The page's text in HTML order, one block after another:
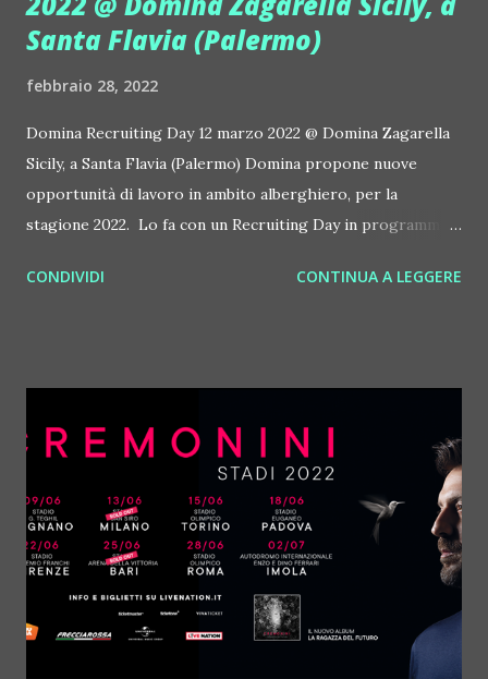
Santa Flavia (Palermo)
febbraio 28, 2022
Domina Recruiting Day 12 marzo 2022 @ Domina Zagarella
Sicily, a Santa Flavia (Palermo) Domina propone nuove
opportunità di lavoro in ambito alberghiero, per la
stagione 2022. Lo fa con un Recruiting Day in programma il
Flavia (PA). In particolare, le proposte lavorative sono per
incontreranno i possibili candidati, per un colloquio
conoscitivo, durante il Recruiting Day, dalle ore 10:00 alle
ore 13:30. Per candidarsi è possibile inviare il proprio
curriculum vitae con foto entro il 10 Marzo 2022
all'indirizzo email hr@dominasicily.it oppure presentarsi il
giorno del Recruiting, direttamente in struttura, con il
proprio cv. Domina sta cercando figure sono molto diverse
CONDIVIDI CONTINUA A LEGGERE